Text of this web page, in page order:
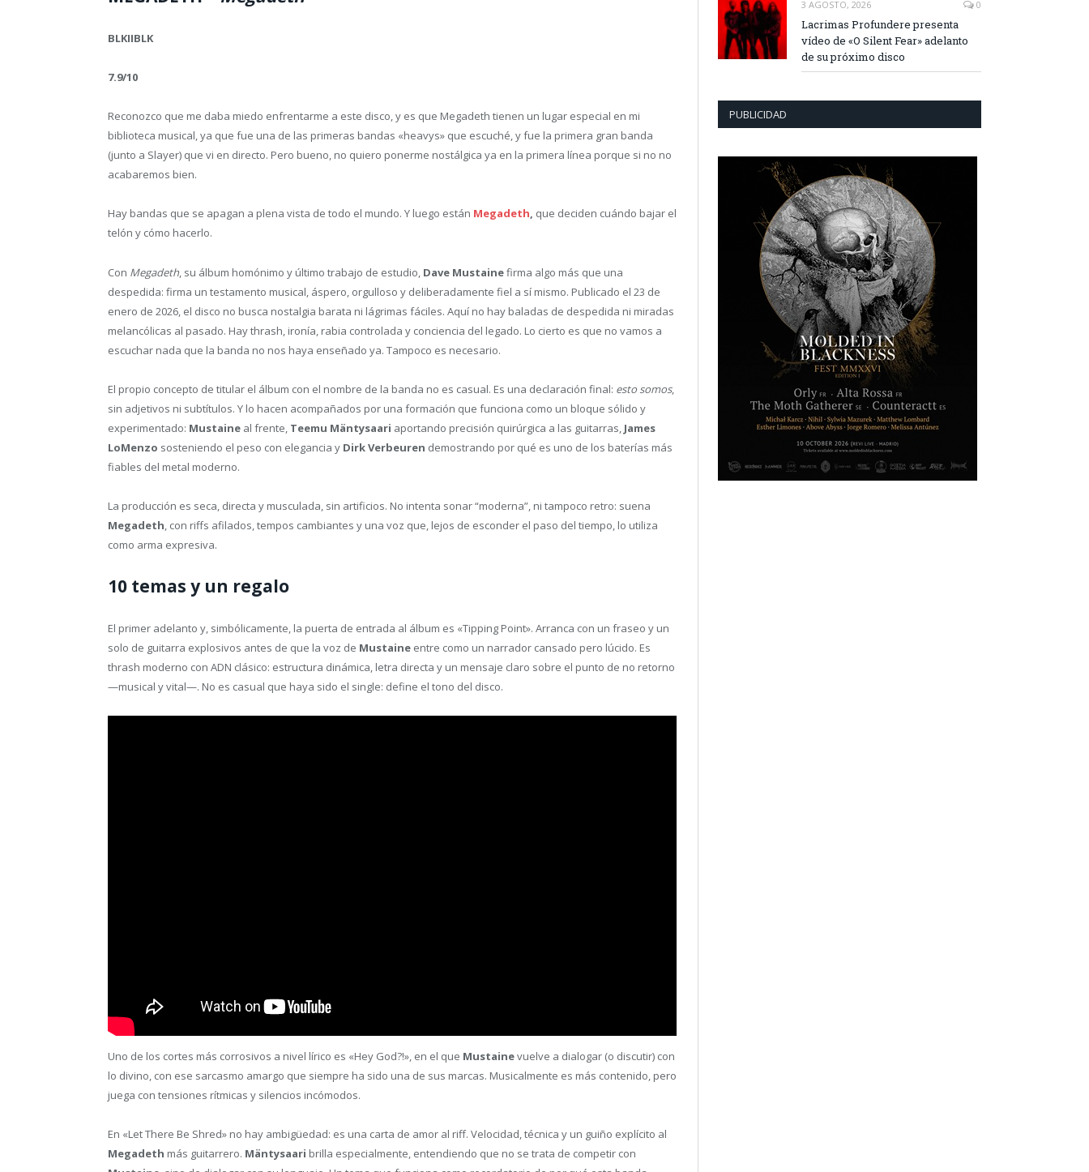
BLKIIBLK
7.9/10
Reconozco que me daba miedo enfrentarme a este disco, y es que Megadeth tienen un lugar especial en mi
biblioteca musical, ya que fue una de las primeras bandas «heavys» que escuché, y fue la primera gran banda
(junto a Slayer) que vi en directo. Pero bueno, no quiero ponerme nostálgica ya en la primera línea porque si no no
acabaremos bien.
Hay bandas que se apagan a plena vista de todo el mundo. Y luego están Megadeth, que deciden cuándo bajar el
telón y cómo hacerlo.
Con Megadeth, su álbum homónimo y último trabajo de estudio, Dave Mustainefirma algo más que una
despedida: firma un testamento musical, áspero, orgulloso y deliberadamente fiel a sí mismo. Publicado el 23 de
enero de 2026, el disco no busca nostalgia barata ni lágrimas fáciles. Aquí no hay baladas de despedida ni miradas
melancólicas al pasado. Hay thrash, ironía, rabia controlada y conciencia del legado. Lo cierto es que no vamos a
escuchar nada que la banda no nos haya enseñado ya. Tampoco es necesario.
El propio concepto de titular el álbum con el nombre de la banda no es casual. Es una declaración final: esto somos,
sin adjetivos ni subtítulos. Y lo hacen acompañados por una formación que funciona como un bloque sólido y
experimentado: Mustaine al frente, Teemu Mäntysaari aportando precisión quirúrgica a las guitarras, James
LoMenzo sosteniendo el peso con elegancia y Dirk Verbeuren demostrando por qué es uno de los baterías más
fiables del metal moderno.
La producción es seca, directa y musculada, sin artificios. No intenta sonar “moderna”, ni tampoco retro: suena
Megadeth, con riffs afilados, tempos cambiantes y una voz que, lejos de esconder el paso del tiempo, lo utiliza
como arma expresiva.
10 temas y un regalo
El primer adelanto y, simbólicamente, la puerta de entrada al álbum es «Tipping Point». Arranca con un fraseo y un
solo de guitarra explosivos antes de que la voz de Mustaine entre como un narrador cansado pero lúcido. Es
thrash moderno con ADN clásico: estructura dinámica, letra directa y un mensaje claro sobre el punto de no retorno
—musical y vital—. No es casual que haya sido el single: define el tono del disco.
Uno de los cortes más corrosivos a nivel lírico es «Hey God?!», en el que Mustainevuelve a dialogar (o discutir) con
lo divino, con ese sarcasmo amargo que siempre ha sido una de sus marcas. Musicalmente es más contenido, pero
juega con tensiones rítmicas y silencios incómodos.
En «Let There Be Shred» no hay ambigüedad: es una carta de amor al riff. Velocidad, técnica y un guiño explícito al
Megadeth más guitarrero. Mäntysaari brilla especialmente, entendiendo que no se trata de competir con
3 AGOSTO, 2026 0
Lacrimas Profundere presenta
vídeo de «O Silent Fear» adelanto
de su próximo disco
PUBLICIDAD